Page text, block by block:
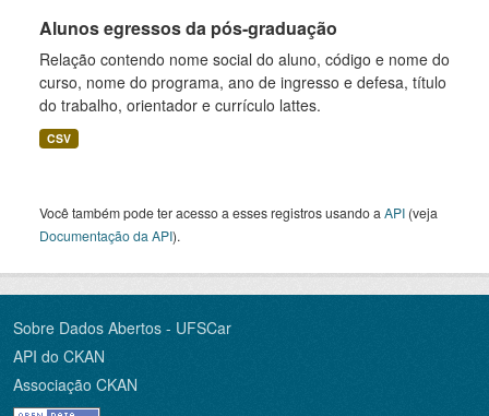
Alunos egressos da pós-graduação
Relação contendo nome social do aluno, código e nome do
curso, nome do programa, ano de ingresso e defesa, título
do trabalho, orientador e currículo lattes.
CSV
Você também pode ter acesso a esses registros usando a API (veja
Documentação da API).
Sobre Dados Abertos - UFSCar
API do CKAN
Associação CKAN